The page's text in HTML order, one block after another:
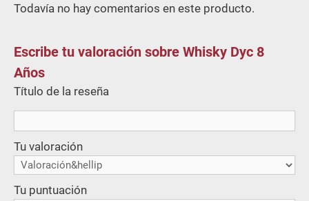
Todavía no hay comentarios en este producto.
Escribe tu valoración sobre Whisky Dyc 8
Años
Título de la reseña
Tu valoración
Tu puntuación